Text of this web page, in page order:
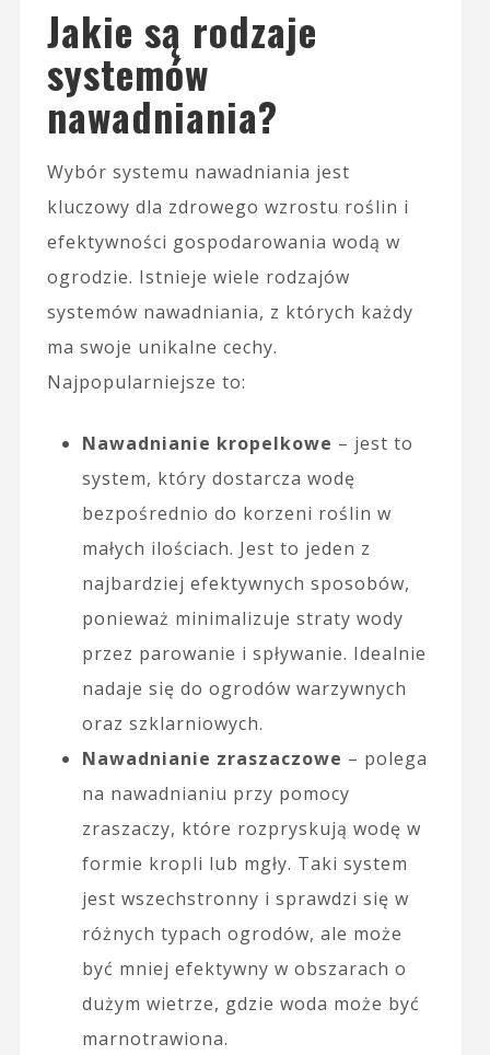
Jakie są rodzaje
systemów
nawadniania?
Wybór systemu nawadniania jest
kluczowy dla zdrowego wzrostu roślin i
efektywności gospodarowania wodą w
ogrodzie. Istnieje wiele rodzajów
systemów nawadniania, z których każdy
ma swoje unikalne cechy.
Najpopularniejsze to:
Nawadnianie kropelkowe – jest to
system, który dostarcza wodę
bezpośrednio do korzeni roślin w
małych ilościach. Jest to jeden z
najbardziej efektywnych sposobów,
ponieważ minimalizuje straty wody
przez parowanie i spływanie. Idealnie
nadaje się do ogrodów warzywnych
oraz szklarniowych.
Nawadnianie zraszaczowe – polega
na nawadnianiu przy pomocy
zraszaczy, które rozpryskują wodę w
formie kropli lub mgły. Taki system
jest wszechstronny i sprawdzi się w
różnych typach ogrodów, ale może
być mniej efektywny w obszarach o
dużym wietrze, gdzie woda może być
marnotrawiona.